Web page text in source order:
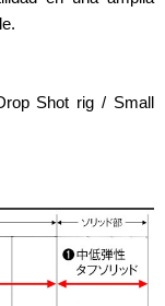
Shot rig / Small